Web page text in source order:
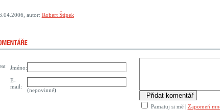
autor: Robert Štípek
Jméno:
Pamatuj si mě| Zapomeň
E-
mail:
(nepovinné)